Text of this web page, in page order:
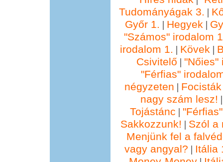
Tudományágak 3. |
Győr 1. | Hegyek |
"Számos" irodalom
irodalom 1. | Kövek |
Csivitelő | "Nőies"
"Férfias"
négyzeten | Focisták
nagy szám lesz!
Tojástánc |
Sakkozzunk! | Szól a
Menjünk fel a
vagy angyal? | Itália